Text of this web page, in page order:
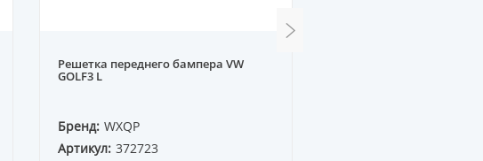
Решетка переднего бампера VW
GOLF3 L
Бренд: WXQP
Артикул: 372723